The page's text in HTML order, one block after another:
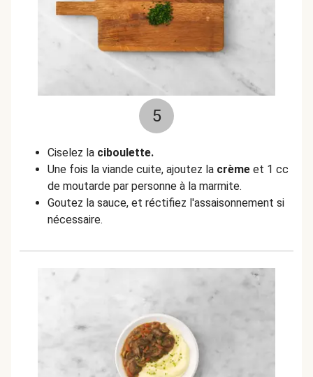
5
Ciselez la ciboulette.
Une fois la viande cuite, ajoutez la crème et 1 cc
de moutarde par personne à la marmite.
Goutez la sauce, et réctifiez l'assaisonnement si
nécessaire.